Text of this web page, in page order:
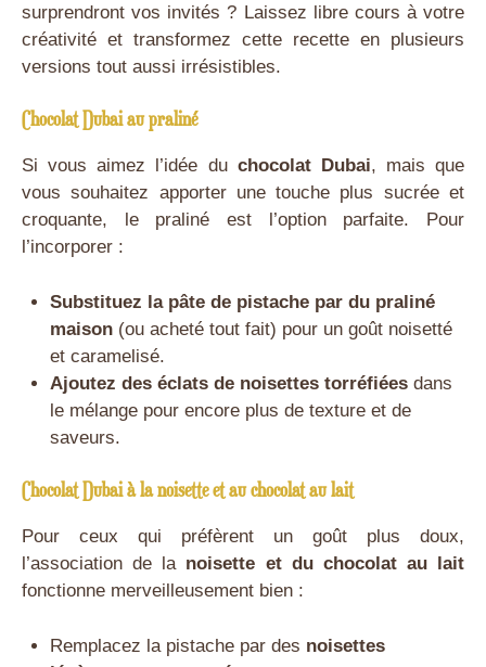
surprendront vos invités ? Laissez libre cours à votre
créativité et transformez cette recette en plusieurs
versions tout aussi irrésistibles.
Chocolat Dubai au praliné
Si vous aimez l’idée du chocolat Dubai, mais que
vous souhaitez apporter une touche plus sucrée et
croquante, le praliné est l’option parfaite. Pour
l’incorporer :
Substituez la pâte de pistache par du praliné
maison(ou acheté tout fait) pour un goût noisetté
et caramelisé.
Ajoutez des éclats de noisettes torréfiéesdans
le mélange pour encore plus de texture et de
saveurs.
Chocolat Dubai à la noisette et au chocolat au lait
Pour ceux qui préfèrent un goût plus doux,
l’association de la noisette et du chocolat au lait
fonctionne merveilleusement bien :
Remplacez la pistache par des noisettes